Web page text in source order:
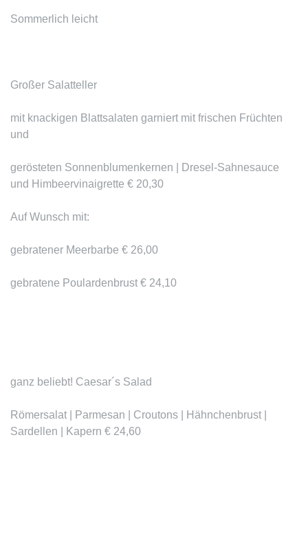
Sommerlich leicht
Großer Salatteller
mit knackigen Blattsalaten garniert mit frischen Früchten
und
gerösteten Sonnenblumenkernen | Dresel-Sahnesauce
und Himbeervinaigrette € 20,30
Auf Wunsch mit:
gebratener Meerbarbe € 26,00
gebratene Poulardenbrust € 24,10
ganz beliebt! Caesar´s Salad
Römersalat | Parmesan | Croutons | Hähnchenbrust |
Sardellen | Kapern € 24,60